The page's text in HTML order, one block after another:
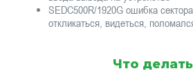
SEDC500R/1920G ошибка
откликаться, видеться,
Что